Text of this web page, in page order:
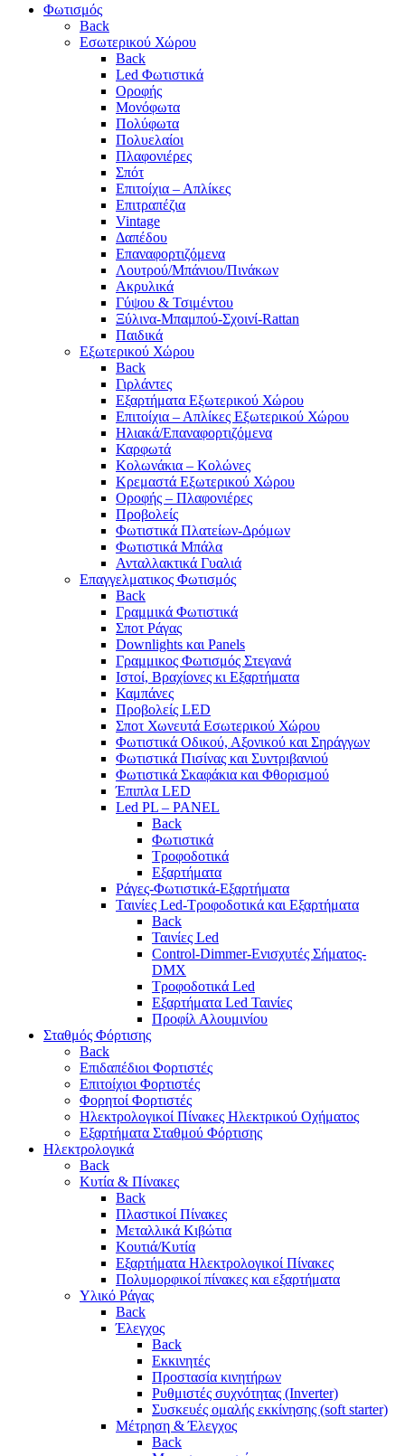
Φωτισμός
Back
Εσωτερικού Χώρου
Back
Led Φωτιστικά
Οροφής
Μονόφωτα
Πολύφωτα
Πολυελαίοι
Πλαφονιέρες
Σπότ
Επιτοίχια – Απλίκες
Επιτραπέζια
Vintage
Δαπέδου
Επαναφορτιζόμενα
Λουτρού/Μπάνιου/Πινάκων
Ακρυλικά
Γύψου & Τσιμέντου
Ξύλινα-Μπαμπού-Σχοινί-Rattan
Παιδικά
Εξωτερικού Χώρου
Back
Γιρλάντες
Εξαρτήματα Εξωτερικού Χώρου
Επιτοίχια – Απλίκες Εξωτερικού Χώρου
Ηλιακά/Επαναφορτιζόμενα
Καρφωτά
Κολωνάκια – Κολώνες
Κρεμαστά Εξωτερικού Χώρου
Οροφής – Πλαφονιέρες
Προβολείς
Φωτιστικά Πλατείων-Δρόμων
Φωτιστικά Μπάλα
Ανταλλακτικά Γυαλιά
Επαγγελματικος Φωτισμός
Back
Γραμμικά Φωτιστικά
Σποτ Ράγας
Downlights και Panels
Γραμμικος Φωτισμός Στεγανά
Ιστοί, Βραχίονες κι Εξαρτήματα
Καμπάνες
Προβολείς LED
Σποτ Χωνευτά Εσωτερικού Χώρου
Φωτιστικά Οδικού, Αξονικού και Σηράγγων
Φωτιστικά Πισίνας και Συντριβανιού
Φωτιστικά Σκαφάκια και Φθορισμού
Έπιπλα LED
Led PL – PANEL
Back
Φωτιστικά
Τροφοδοτικά
Εξαρτήματα
Ράγες-Φωτιστικά-Εξαρτήματα
Ταινίες Led-Τροφοδοτικά και Εξαρτήματα
Back
Ταινίες Led
Control-Dimmer-Ενισχυτές Σήματος-
DMX
Τροφοδοτικά Led
Εξαρτήματα Led Ταινίες
Προφίλ Αλουμινίου
Σταθμός Φόρτισης
Back
Επιδαπέδιοι Φορτιστές
Επιτoίχιοι Φορτιστές
Φορητοί Φορτιστές
Ηλεκτρολογικοί Πίνακες Ηλεκτρικού Οχήματος
Εξαρτήματα Σταθμού Φόρτισης
Ηλεκτρολογικά
Back
Κυτία & Πίνακες
Back
Πλαστικοί Πίνακες
Μεταλλικά Κιβώτια
Κουτιά/Κυτία
Εξαρτήματα Ηλεκτρολογικοί Πίνακες
Πολυμορφικοί πίνακες και εξαρτήματα
Υλικό Ράγας
Back
Έλεγχος
Back
Εκκινητές
Προστασία κινητήρων
Ρυθμιστές συχνότητας (Inverter)
Συσκευές ομαλής εκκίνησης (soft starter)
Μέτρηση & Έλεγχος
Back